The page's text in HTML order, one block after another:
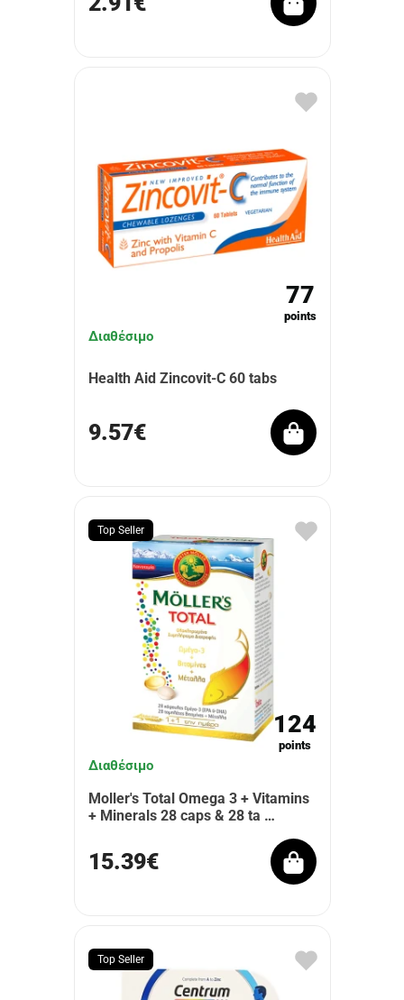
77
points
Διαθέσιμο
Health Aid Zincovit-C 60 tabs
9.57€
Top Seller
124
points
Διαθέσιμο
Moller's Total Omega 3 + Vitamins
+ Minerals 28 caps & 28 ta …
15.39€
Top Seller